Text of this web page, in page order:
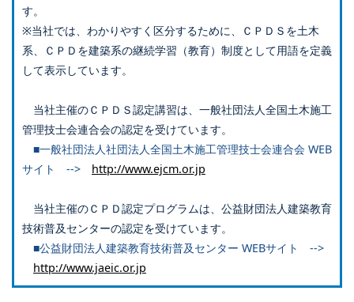
す。
※当社では、わかりやすく区分するために、ＣＰＤＳを土木
系、ＣＰＤを建築系の継続学習（教育）制度として用語を定義
して表示しています。
当社主催のＣＰＤＳ認定講習は、一般社団法人全国土木施工
管理技士会連合会の認定を受けています。
■一般社団法人社団法人全国土木施工管理技士会連合会 WEB
サイト --> http://www.ejcm.or.jp
当社主催のＣＰＤ認定プログラムは、公益財団法人建築教育
技術普及センターの認定を受けています。
■公益財団法人建築教育技術普及センター WEBサイト -->
http://www.jaeic.or.jp